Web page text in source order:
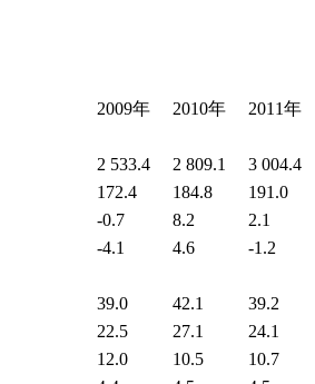
2009年 2010年
2011年
2 533.4 2 809.1
3 004.4
172.4 184.8
191.0
-0.7 8.2
2.1
-4.1 4.6
-1.2
39.0 42.1
39.2
22.5 27.1
24.1
12.0 10.5
10.7